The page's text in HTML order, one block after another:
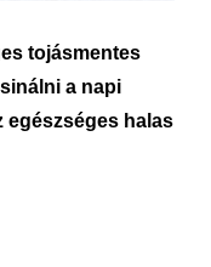
tojásmentes
a napi
egészséges halas